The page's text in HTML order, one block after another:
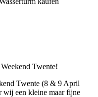
Twente!
Twente (8 & 9 April
wij een kleine maar fijne